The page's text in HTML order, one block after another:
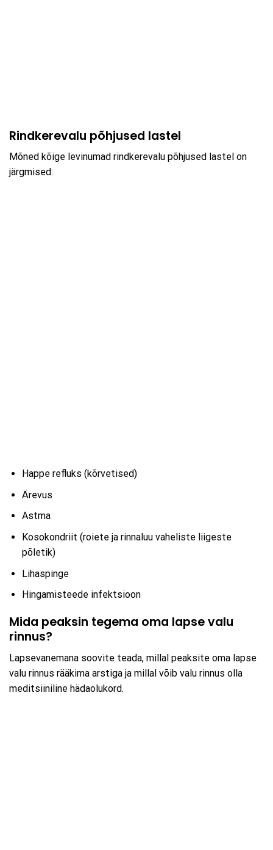
Rindkerevalu põhjused lastel
Mõned kõige levinumad rindkerevalu põhjused lastel on
järgmised:
Happe refluks (kõrvetised)
Ärevus
Astma
Kosokondriit (roiete ja rinnaluu vaheliste liigeste
põletik)
Lihaspinge
Hingamisteede infektsioon
Mida peaksin tegema oma lapse valu
rinnus?
Lapsevanemana soovite teada, millal peaksite oma lapse
valu rinnus rääkima arstiga ja millal võib valu rinnus olla
meditsiiniline hädaolukord.